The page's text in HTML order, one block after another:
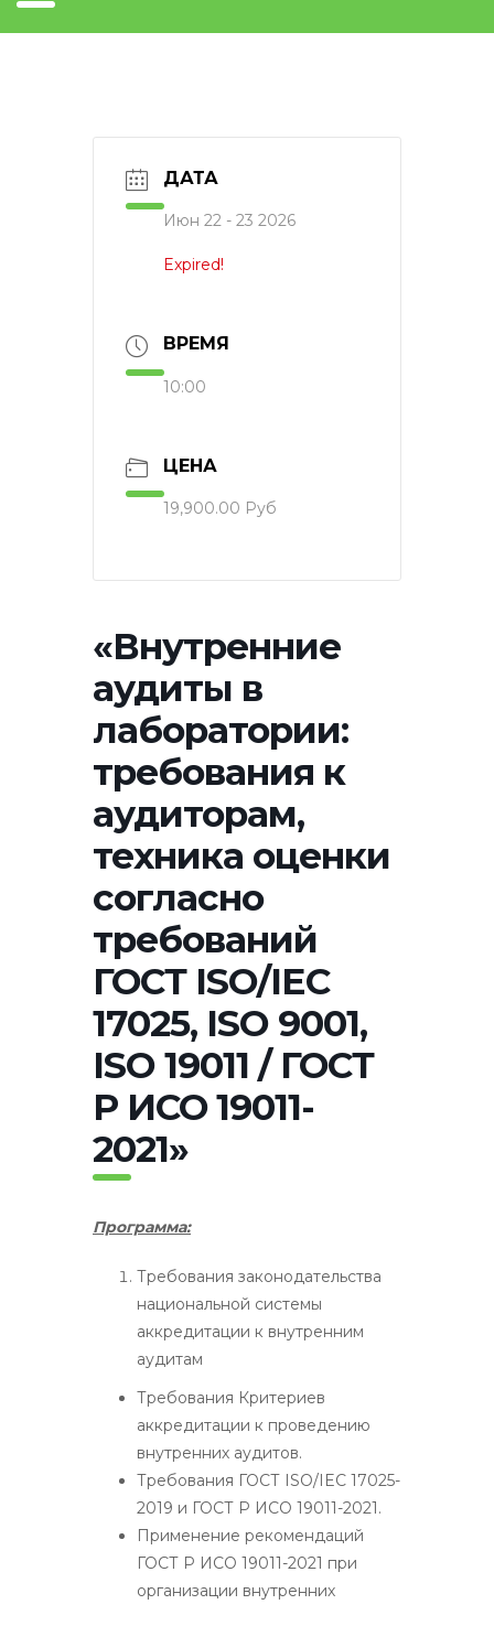
ДАТА
Июн 22 - 23 2026
Expired!
ВРЕМЯ
10:00
ЦЕНА
19,900.00 Руб
«Внутренние
аудиты в
лаборатории:
требования к
аудиторам,
техника оценки
согласно
требований
ГОСТ ISO/IEC
17025, ISO 9001,
ISO 19011 / ГОСТ
Р ИСО 19011-
2021»
Программа:
Требования законодательства
национальной системы
аккредитации к внутренним
аудитам
Требования Критериев
аккредитации к проведению
внутренних аудитов.
Требования ГОСТ ISO/IEC 17025-
2019 и ГОСТ Р ИСО 19011-2021.
Применение рекомендаций
ГОСТ Р ИСО 19011-2021 при
организации внутренних